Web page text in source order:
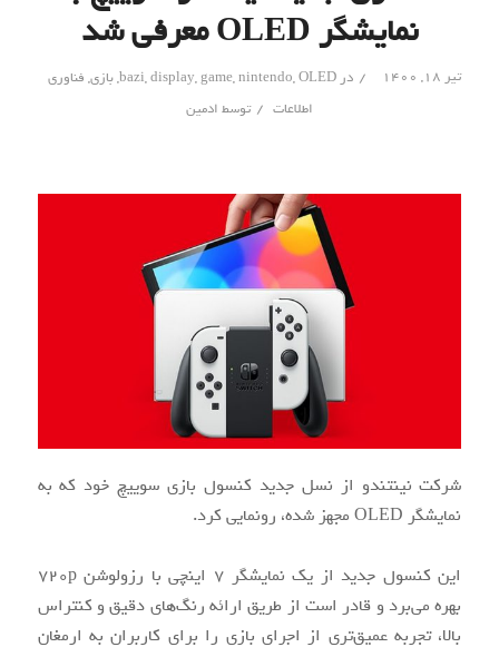
نمایشگر OLED معرفی شد
تیر ۱۸, ۱۴۰۰ / در bazi,display,game,nintendo,OLED
,بازی, فناوری
اطلاعات / توسط ادمین
شرکت نینتندو از نسل جدید کنسول بازی سوییچ خود که به
نمایشگر OLED مجهز شده، رونمایی کرد.
این کنسول جدید از یک نمایشگر 7 اینچی با رزولوشن 720p
بهره ‌می‌برد و قادر است از طریق ارائه رنگ‌‌های دقیق و کنتراس
بالا، تجربه عمیق‌تری از اجرای بازی را برای کاربران به ارمغان